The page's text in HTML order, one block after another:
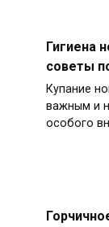
Гигиена
советы
Купание
важным и
особого